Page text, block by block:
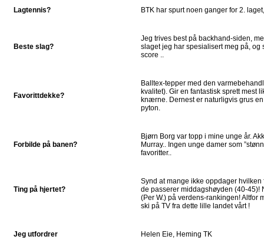
Lagtennis? BTK har spurt noen ganger for 2.
Beste slag?
Jeg trives best på backhand-siden,
slaget jeg har spesialisert meg på, og
score ..
Favorittdekke?
Balltex-tepper med den
kvalitet). Gir en fantastisk sprett mest
knærne. Dernest er naturligvis grus
pyton.
Forbilde på banen?
Bjørn Borg var topp i mine unge år.
Murray.. Ingen unge damer som
favoritter..
Ting på hjertet?
Synd at mange ikke oppdager hvilken
de passerer middagshøyden (40-45)!
(Per W.) på verdens-rankingen! Altfor
ski på TV fra dette lille landet vårt !
Jeg utfordrer Helen Eie, Heming TK